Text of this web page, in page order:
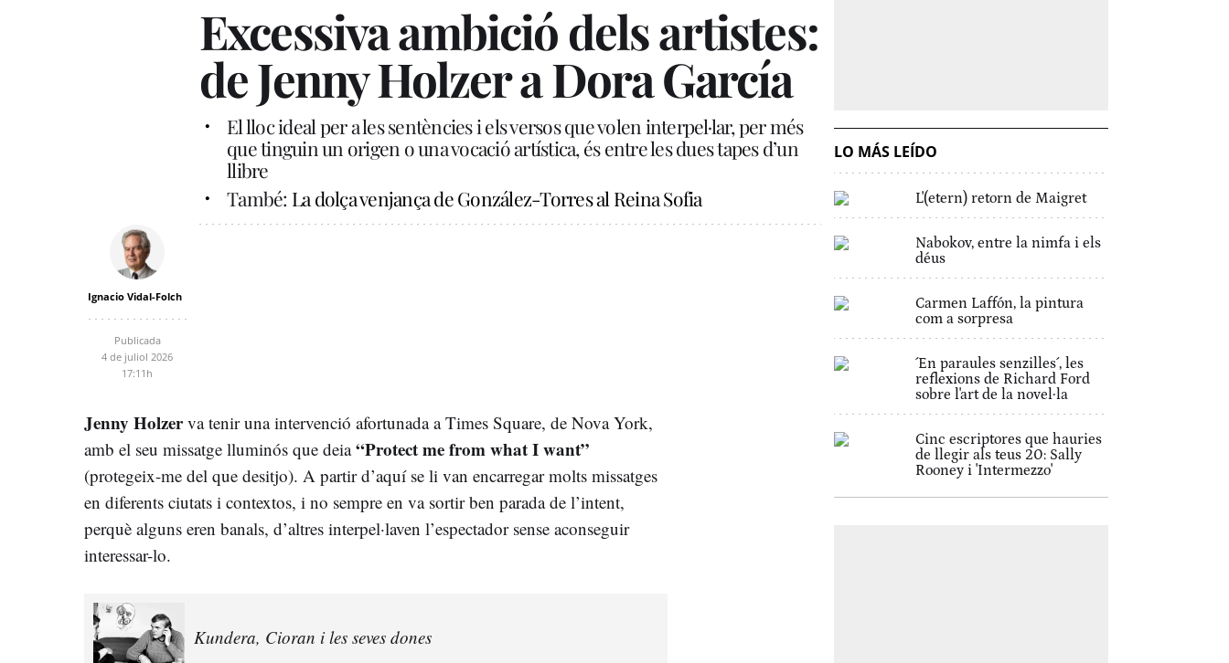
Excessiva ambició dels artistes:
de Jenny Holzer a Dora García
El lloc ideal per a les sentències i els versos que volen interpel·lar, per més
que tinguin un origen o una vocació artística, és entre les dues tapes d’un
llibre
També: La dolça venjança de González-Torres al Reina Sofia
Ignacio Vidal-Folch
Publicada
4 de juliol 2026
17:11h
Jenny Holzerva tenir una intervenció afortunada a Times Square, de Nova York,
amb el seu missatge lluminós que deia“Protect me from what I want”
(protegeix-me del que desitjo). A partir d’aquí se li van encarregar molts missatges
en diferents ciutats i contextos, i no sempre en va sortir ben parada de l’intent,
perquè alguns eren banals, d’altres interpel·laven l’espectador sense aconseguir
interessar-lo.
Kundera, Cioran i les seves dones
LO MÁS LEÍDO
L'(etern) retorn de Maigret
Nabokov, entre la nimfa i els
déus
Carmen Laffón, la pintura
com a sorpresa
´En paraules senzilles´, les
reflexions de Richard Ford
sobre l'art de la novel·la
Cinc escriptores que hauries
de llegir als teus 20: Sally
Rooney i 'Intermezzo'